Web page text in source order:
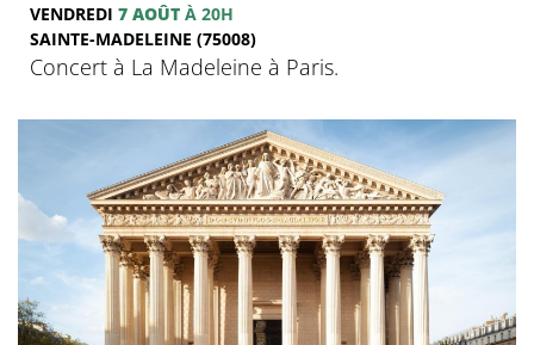
VENDREDI 7 AOÛT À 20H
SAINTE-MADELEINE (75008)
Concert à La Madeleine à Paris.